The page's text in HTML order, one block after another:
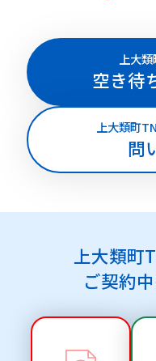
上大
空き待
上大類町
問
上大類町
ご契約